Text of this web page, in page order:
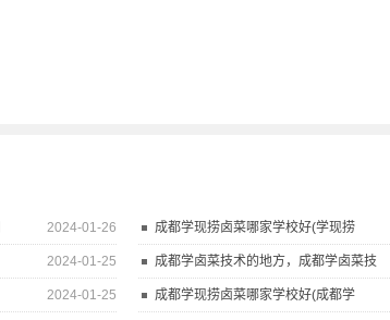
2024-01-26 成都学现捞卤菜哪家学校好(学现捞
2024-01-25 成都学卤菜技术的地方，成都学卤菜技
2024-01-25 成都学现捞卤菜哪家学校好(成都学